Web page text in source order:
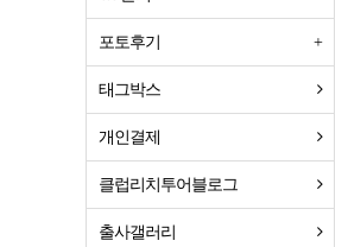
포토후기
태그박스
개인결제
클럽리치투어블로그
출사갤러리